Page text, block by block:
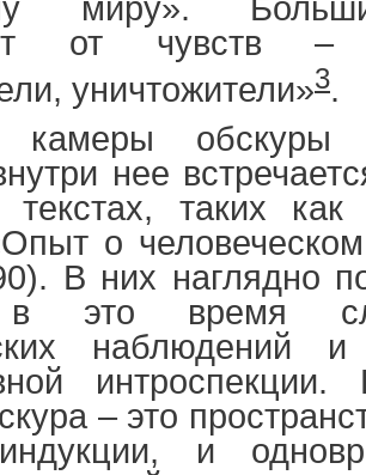
миру».
от чувств –
уничтожители»3.
камеры обскуры
нее
текстах, таких
о
В них наглядно
в это время
наблюдений
– это
и